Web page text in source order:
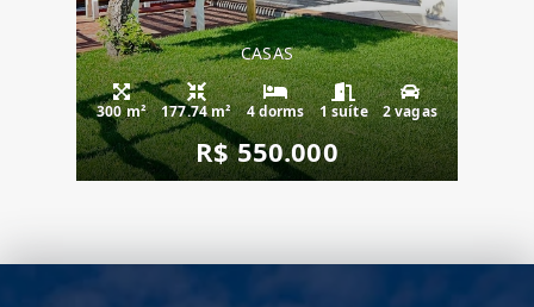
CASAS
300 m² 177.74 m² 4 dorms 1 suíte 2 vagas
R$ 550.000